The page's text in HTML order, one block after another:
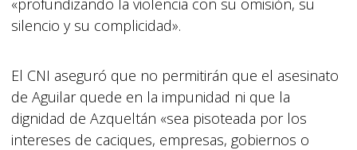
«profundizando la violencia con su omisión, su
silencio y su complicidad».
El CNI aseguró que no permitirán que el asesinato
de Aguilar quede en la impunidad ni que la
dignidad de Azqueltán «sea pisoteada por los
intereses de caciques, empresas, gobiernos o